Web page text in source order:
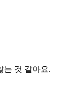
는 것 같아요.